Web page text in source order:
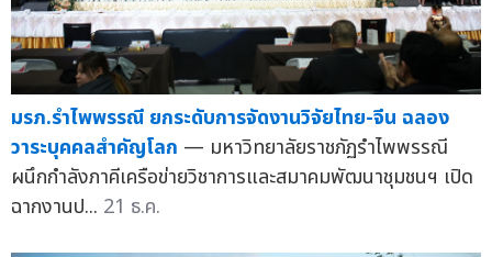
มรภ.รำไพพรรณี ยกระดับการจัดงานวิจัยไทย-จีน ฉลอง
วาระบุคคลสำคัญโลก — มหาวิทยาลัยราชภัฏรำไพพรรณี
ผนึกกำลังภาคีเครือข่ายวิชาการและสมาคมพัฒนาชุมชนฯ เปิด
ฉากงานป... 21 ธ.ค.